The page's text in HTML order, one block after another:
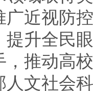
近视防
提升全民
，推动高
文社会